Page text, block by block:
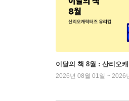
이달의 책 8월 : 산리오
2026년 08월 01일 ~ 2026